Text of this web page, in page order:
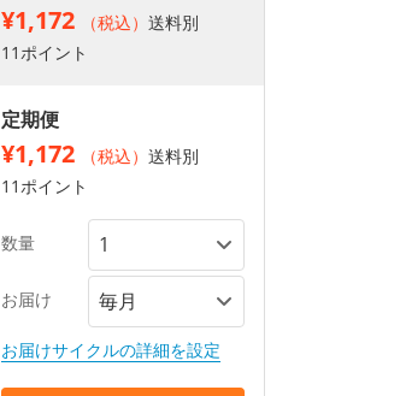
¥1,172 （税込） 送料別
11ポイント
定期便
¥1,172 （税込） 送料別
11ポイント
数量
お届け
お届けサイクルの詳細を設定